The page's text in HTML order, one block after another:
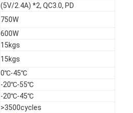
(5V/2.4A) *2, QC3.0, PD
750W
600W
15kgs
15kgs
0℃-45℃
-20℃-55℃
-20℃-45℃
>3500cycles